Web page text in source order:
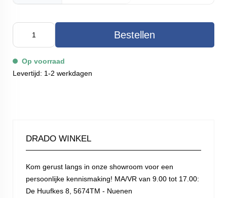
Bestellen
Op voorraad
Levertijd: 1-2 werkdagen
DRADO WINKEL
Kom gerust langs in onze showroom voor een
persoonlijke kennismaking! MA/VR van 9.00 tot 17.00:
De Huufkes 8, 5674TM - Nuenen